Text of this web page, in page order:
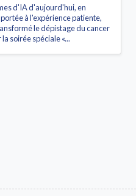
d'IA d'aujourd'hui, en
à l'expérience patiente,
le dépistage du cancer
soirée spéciale «...